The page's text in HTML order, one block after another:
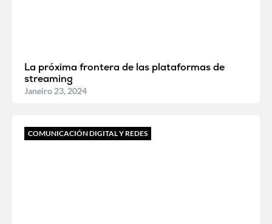
La próxima frontera de las plataformas de
streaming
Janeiro 23, 2024
COMUNICACIÓN DIGITAL Y REDES